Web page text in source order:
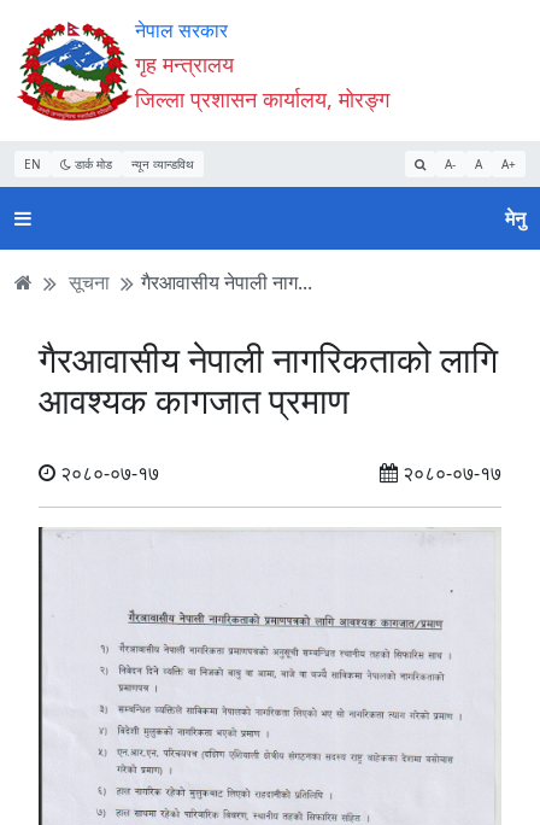
Accessibility
Mode
सुरु
गर्नुहोस्
सामाग्री
पढ्नुहाेस्
नेभिगेसन
पढ्नुहाेस्
वेबसाइट
खोजमा
जानुहोस्
नेपाल सरकार
गृह मन्त्रालय
जिल्ला प्रशासन कार्यालय, मोरङ्ग
EN डार्क मोड न्यून व्यान्डविथ A- A A+
मेनु
सूचना गैरआवासीय नेपाली नाग...
गैरआवासीय नेपाली नागरिकताको लागि
आवश्यक कागजात प्रमाण
२०८०-०७-१७ २०८०-०७-१७